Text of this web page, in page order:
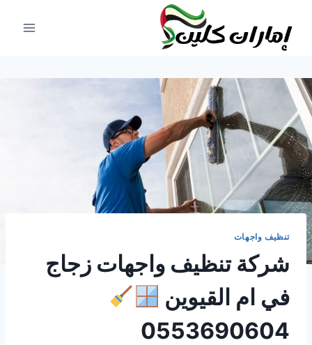
المحتوى
تنظيف واجهات
شركة تنظيف واجهات زجاج
في ام القيوين
0553690604